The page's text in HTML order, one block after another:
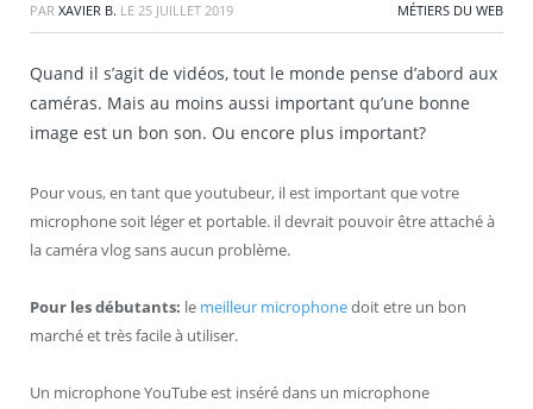
PAR XAVIER B. LE 25 JUILLET 2019 MÉTIERS DU WEB
Quand il s’agit de vidéos, tout le monde pense d’abord aux
caméras. Mais au moins aussi important qu’une bonne
image est un bon son. Ou encore plus important?
Pour vous, en tant que youtubeur, il est important que votre
microphone soit léger et portable. il devrait pouvoir être attaché à
la caméra vlog sans aucun problème.
Pour les débutants: le meilleur microphonedoit etre un bon
marché et très facile à utiliser.
Un microphone YouTube est inséré dans un microphone